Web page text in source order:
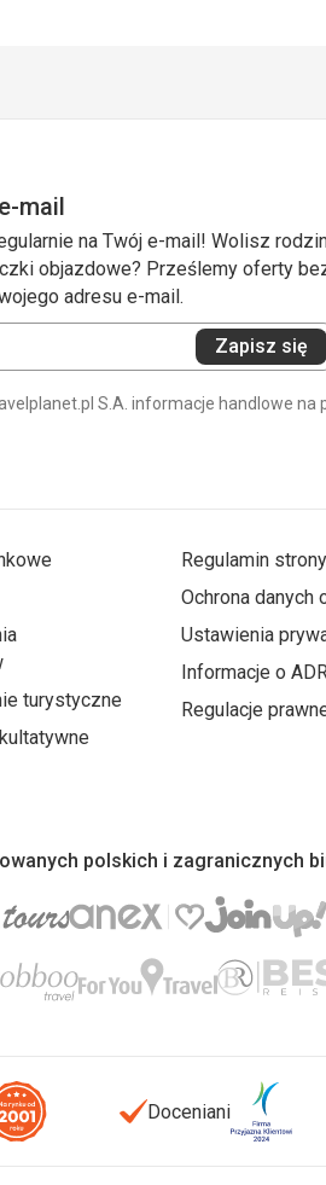
mail
na Twój e-mail! Wolisz
objazdowe? Prześlemy oferty
adresu e-mail.
Zapisz się
S.A. informacje handlowe na
turystyczne
Regulamin strony
Ochrona danych
Ustawienia
Informacje o
Regulacje
polskich i zagranicznych
Doceniani